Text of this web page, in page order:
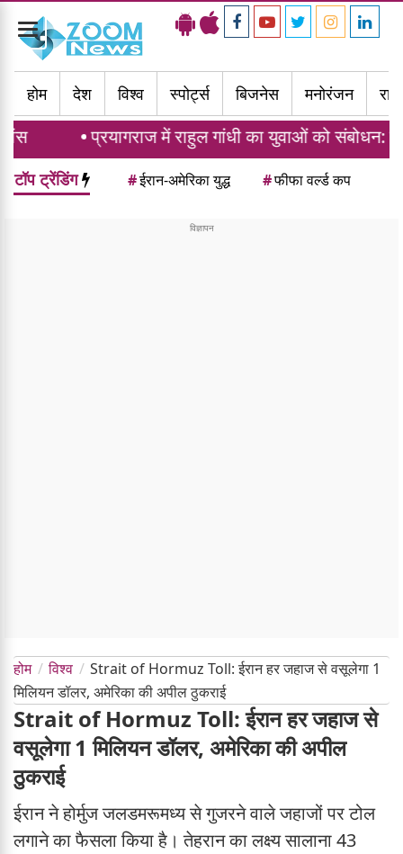
Toggle
navigation
होम
देश विश्व स्पोर्ट्स बिजनेस मनोरंजन
में राहुल गांधी का युवाओं को संबोधन: दर्द, डाटा और
टॉप ट्रेंडिंग #ईरान-अमेरिका युद्ध #फीफा वर्ल्ड कप
होम विश्व
Strait of Hormuz Toll: ईरान हर जहाज से वसूलेगा 1
मिलियन डॉलर, अमेरिका की अपील ठुकराई
Strait of Hormuz Toll: ईरान हर जहाज से
वसूलेगा 1 मिलियन डॉलर, अमेरिका की अपील
ठुकराई
ईरान ने होर्मुज जलडमरूमध्य से गुजरने वाले जहाजों पर टोल
लगाने का फैसला किया है। तेहरान का लक्ष्य सालाना 43